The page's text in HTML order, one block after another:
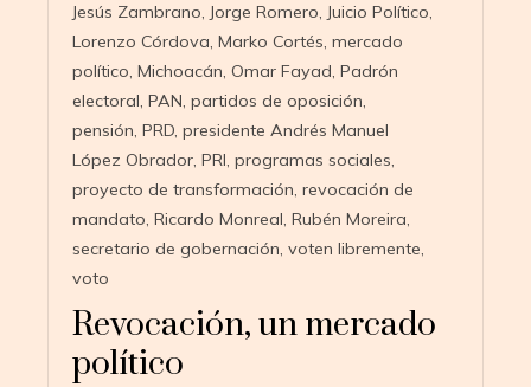
Jesús Zambrano, Jorge Romero, Juicio Político,
Lorenzo Córdova, Marko Cortés, mercado
político, Michoacán, Omar Fayad, Padrón
electoral, PAN, partidos de oposición,
pensión, PRD, presidente Andrés Manuel
López Obrador, PRI, programas sociales,
proyecto de transformación, revocación de
mandato, Ricardo Monreal, Rubén Moreira,
secretario de gobernación, voten libremente,
voto
Revocación, un mercado
político